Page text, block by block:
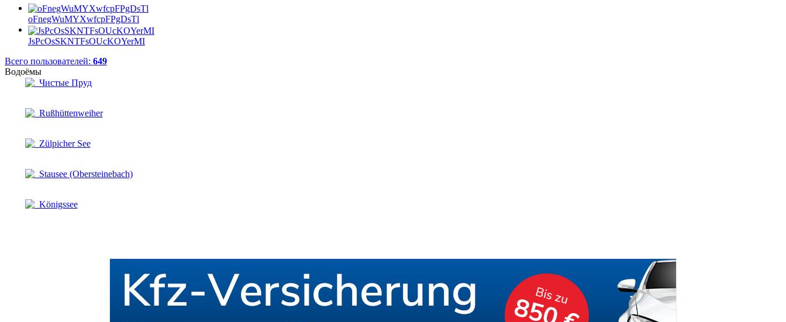
oFnegWuMYXwfcpFPgDsTl
JsPcOsSKNTFsOUcKOYerMI
Всего пользователей: 649
Водоёмы
Чистые Пруд
Rußhüttenweiher
Zülpicher See
Stausee (Obersteinebach)
Königssee